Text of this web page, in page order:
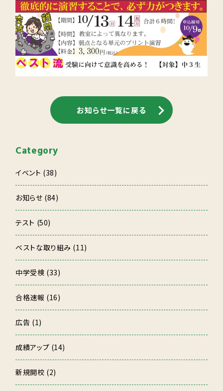
お知らせ一覧に戻る
Category
イベント (38)
お知らせ (84)
テスト (50)
ベストな取り組み (11)
中学受検 (33)
合格速報 (16)
広告 (1)
成績アップ (14)
新規開校 (2)